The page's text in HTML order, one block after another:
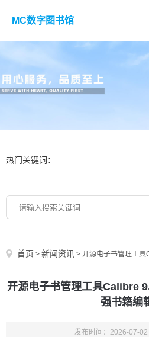
MC数字图书馆
热门关键词：
首页 > 新闻资讯 > 开源电子书管理工具
开源电子书管理工具Calibre
强书籍编
发布时间：2026-07-02